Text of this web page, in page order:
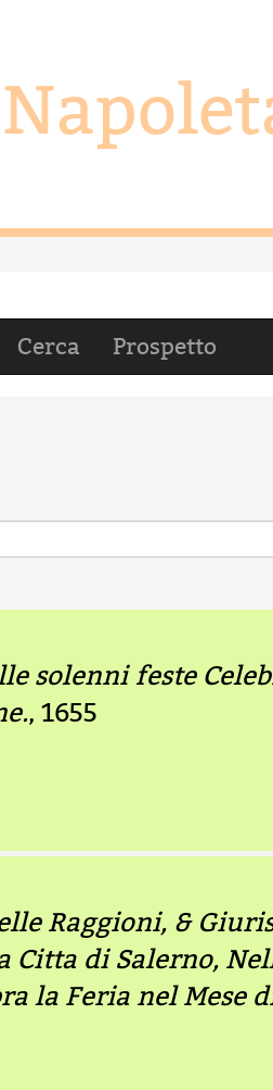
Cerca Prospetto
solenni feste
, 1655
Raggioni, &
Citta di Salerno,
la Feria nel Mese